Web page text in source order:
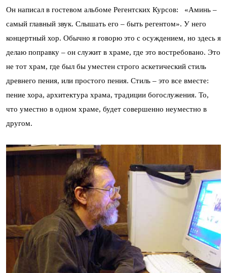
Он написал в гостевом альбоме Регентских Курсов: «Аминь –
самый главный звук. Слышать его – быть регентом». У него
концертный хор. Обычно я говорю это с осуждением, но здесь я
делаю поправку – он служит в храме, где это востребовано. Это
не тот храм, где был бы уместен строго аскетический стиль
древнего пения, или простого пения. Стиль – это все вместе:
пение хора, архитектура храма, традиции богослужения. То,
что уместно в одном храме, будет совершенно неуместно в
другом.